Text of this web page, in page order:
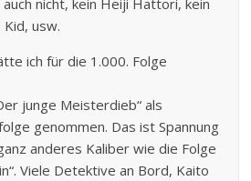
auch nicht, kein Heiji Hattori, kein
usw.
ich für die 1.000. Folge
junge Meisterdieb“ als
genommen. Das ist Spannung
anderes Kaliber wie die Folge
Viele Detektive an Bord, Kaito